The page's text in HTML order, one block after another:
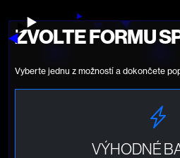
ZVOLTE FORMU
Vyberte jednu z možností a dokončete
VÝHODNÉ